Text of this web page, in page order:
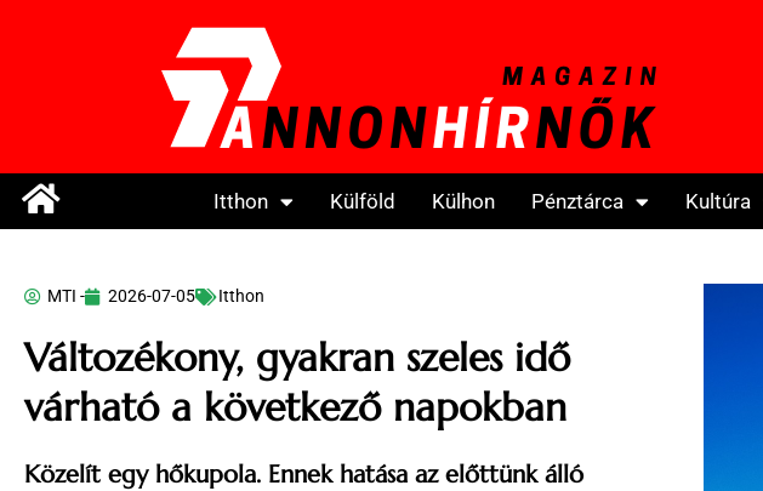
Itthon Külföld Külhon Pénztárca Kultúra
MTI - 2026-07-05 Itthon
Változékony, gyakran szeles idő
várható a következő napokban
Közelít egy hőkupola. Ennek hatása az előttünk álló